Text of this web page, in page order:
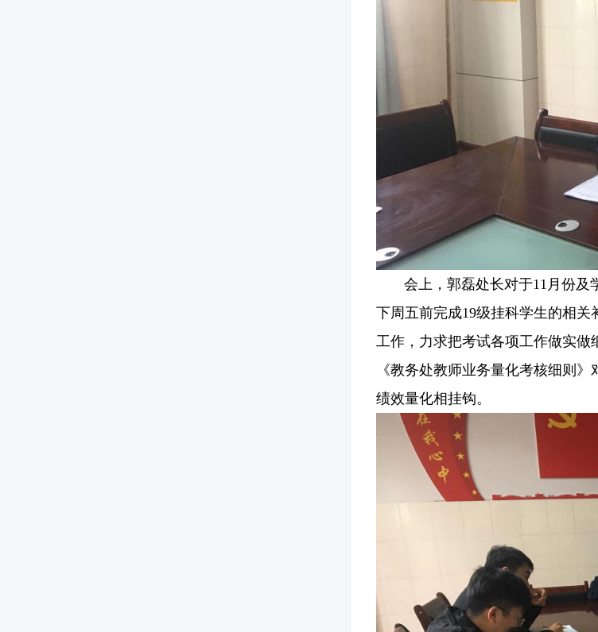
会上，郭磊处长对于11月份及学
下周五前完成19级挂科学生的相
工作，力求把考试各项工作做实
《教务处教师业务量化考核细则
绩效量化相挂钩。